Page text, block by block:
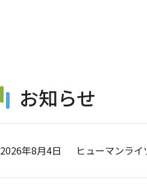
お知らせ
2026年8月4日 ヒューマンラ